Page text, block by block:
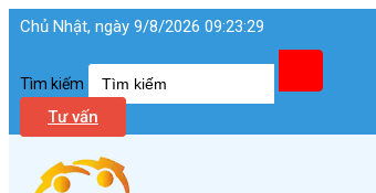
Chủ Nhật, ngày 9/8/2026 09:23:30
Tìm kiếm
Tư vấn